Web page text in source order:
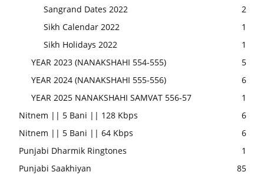
Sangrand Dates 2022
2
Sikh Calendar 2022
1
Sikh Holidays 2022
1
YEAR 2023 (NANAKSHAHI 554-555)
5
YEAR 2024 (NANAKSHAHI 555-556)
6
YEAR 2025 NANAKSHAHI SAMVAT 556-57
1
Nitnem || 5 Bani || 128 Kbps
6
Nitnem || 5 Bani || 64 Kbps
6
Punjabi Dharmik Ringtones
1
Punjabi Saakhiyan
85